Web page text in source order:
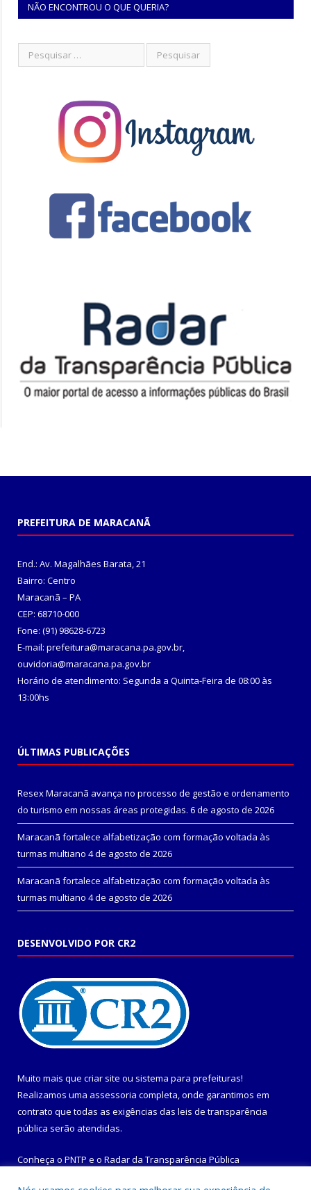
NÃO ENCONTROU O QUE QUERIA?
PREFEITURA DE MARACANÃ
End.: Av. Magalhães Barata, 21
Bairro: Centro
Maracanã – PA
CEP: 68710-000
Fone: (91) 98628-6723
E-mail: prefeitura@maracana.pa.gov.br,
ouvidoria@maracana.pa.gov.br
Horário de atendimento: Segunda a Quinta-Feira de 08:00 às
13:00hs
ÚLTIMAS PUBLICAÇÕES
Resex Maracanã avança no processo de gestão e ordenamento
do turismo em nossas áreas protegidas. 6 de agosto de 2026
Maracanã fortalece alfabetização com formação voltada às
turmas multiano 4 de agosto de 2026
Maracanã fortalece alfabetização com formação voltada às
turmas multiano 4 de agosto de 2026
DESENVOLVIDO POR CR2
Muito mais que criar site ou sistema para prefeituras!
Realizamos uma assessoria completa, onde garantimos em
contrato que todas as exigências das leis de transparência
pública serão atendidas.
Conheça o PNTP e o Radar da Transparência Pública